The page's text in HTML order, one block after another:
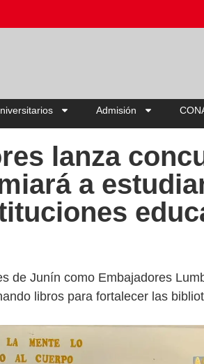
Admisión
lanza
a
de Junín como Embajadores
libros para fortalecer las